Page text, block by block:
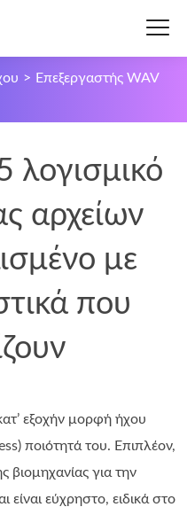
> Επεξεργαστής WAV
λογισμικό
αρχείων
με
που
εξοχήν μορφή ήχου
ποιότητά του. Επιπλέον,
βιομηχανίας για την
εύχρηστο, ειδικά στο